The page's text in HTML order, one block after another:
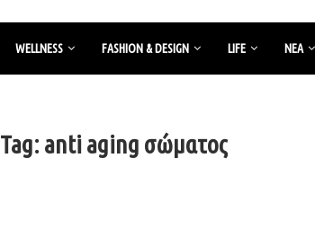
WELLNESS FASHION & DESIGN LIFE ΝΈΑ
Tag: anti aging σώματος